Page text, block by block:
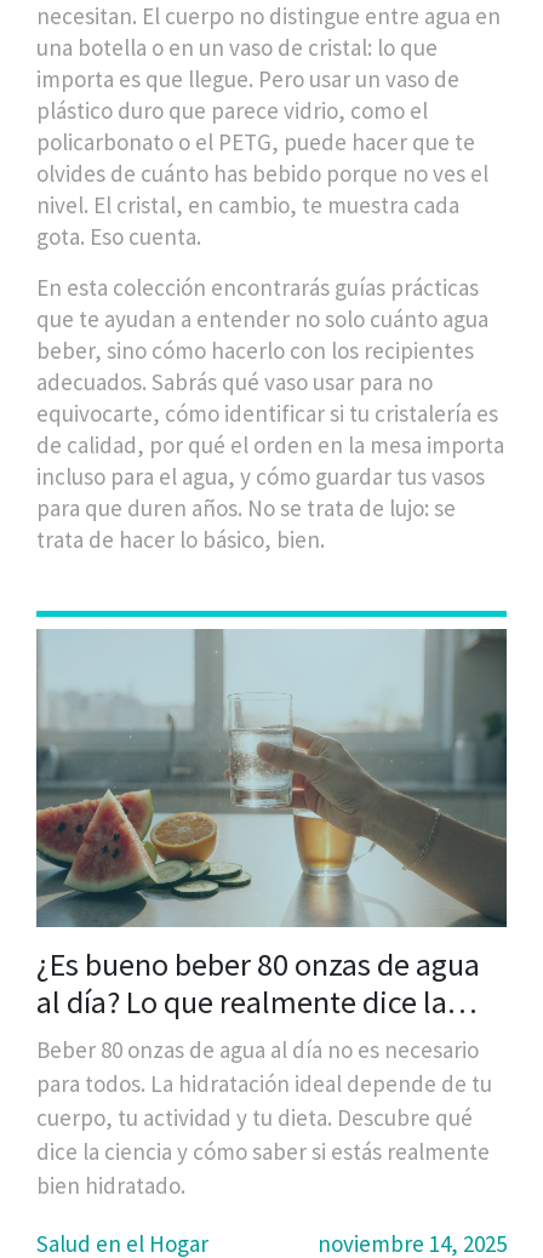
necesitan. El cuerpo no distingue entre agua en
una botella o en un vaso de cristal: lo que
importa es que llegue. Pero usar un vaso de
plástico duro que parece vidrio, como el
policarbonato o el PETG, puede hacer que te
olvides de cuánto has bebido porque no ves el
nivel. El cristal, en cambio, te muestra cada
gota. Eso cuenta.
En esta colección encontrarás guías prácticas
que te ayudan a entender no solo cuánto agua
beber, sino cómo hacerlo con los recipientes
adecuados. Sabrás qué vaso usar para no
equivocarte, cómo identificar si tu cristalería es
de calidad, por qué el orden en la mesa importa
incluso para el agua, y cómo guardar tus vasos
para que duren años. No se trata de lujo: se
trata de hacer lo básico, bien.
¿Es bueno beber 80 onzas de agua
al día? Lo que realmente dice la
ciencia
Beber 80 onzas de agua al día no es necesario
para todos. La hidratación ideal depende de tu
cuerpo, tu actividad y tu dieta. Descubre qué
dice la ciencia y cómo saber si estás realmente
bien hidratado.
Salud en el Hogar
noviembre 14, 2025